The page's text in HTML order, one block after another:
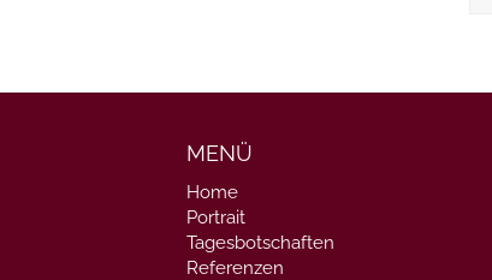
MENÜ
Home
Portrait
Tagesbotschaften
Referenzen